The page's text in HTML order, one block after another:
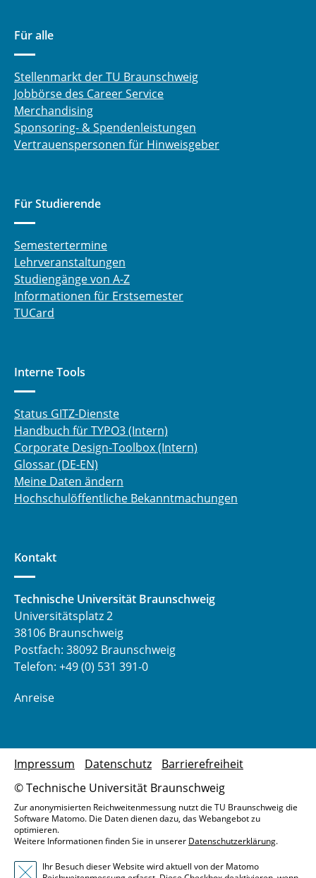
Für alle
Stellenmarkt der TU Braunschweig
Jobbörse des Career Service
Merchandising
Sponsoring- & Spendenleistungen
Vertrauenspersonen für Hinweisgeber
Für Studierende
Semestertermine
Lehrveranstaltungen
Studiengänge von A-Z
Informationen für Erstsemester
TUCard
Interne Tools
Status GITZ-Dienste
Handbuch für TYPO3 (Intern)
Corporate Design-Toolbox (Intern)
Glossar (DE-EN)
Meine Daten ändern
Hochschulöffentliche Bekanntmachungen
Kontakt
Technische Universität Braunschweig
Universitätsplatz 2
38106 Braunschweig
Postfach: 38092 Braunschweig
Telefon: +49 (0) 531 391-0
Anreise
© Technische Universität Braunschweig
Impressum Datenschutz Barrierefreiheit
Zur anonymisierten Reichweitenmessung nutzt die TU Braunschweig die
Software Matomo. Die Daten dienen dazu, das Webangebot zu
optimieren.
Weitere Informationen finden Sie in unserer Datenschutzerklärung.
Ihr Besuch dieser Website wird aktuell von der Matomo